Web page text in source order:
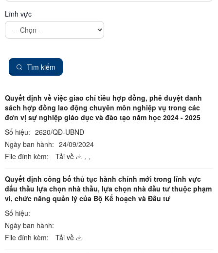
Lĩnh vực
Tìm kiếm
Quyết định về việc giao chỉ tiêu hợp đồng, phê duyệt danh
sách hợp đồng lao động chuyên môn nghiệp vụ trong các
đơn vị sự nghiệp giáo dục và đào tạo năm học 2024 - 2025
Số hiệu: 2620/QĐ-UBND
Ngày ban hành: 24/09/2024
File đính kèm:
Tải về , ,
Quyết định công bố thủ tục hành chính mới trong lĩnh vực
đấu thầu lựa chọn nhà thầu, lựa chọn nhà đầu tư thuộc phạm
vi, chức năng quản lý của Bộ Kế hoạch và Đầu tư
Số hiệu:
Ngày ban hành:
File đính kèm:
Tải về